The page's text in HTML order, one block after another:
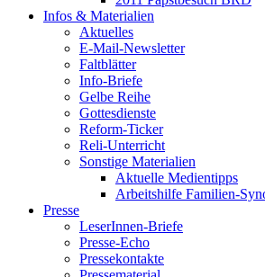
Infos & Materialien
Aktuelles
E-Mail-Newsletter
Faltblätter
Info-Briefe
Gelbe Reihe
Gottesdienste
Reform-Ticker
Reli-Unterricht
Sonstige Materialien
Aktuelle Medientipps
Arbeitshilfe Familien-
Presse
LeserInnen-Briefe
Presse-Echo
Pressekontakte